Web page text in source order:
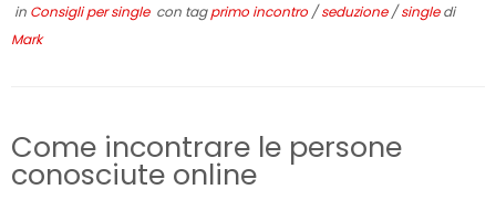
in Consigli per single con tagprimo incontro /seduzione/singledi
Mark
Come incontrare le persone
conosciute online